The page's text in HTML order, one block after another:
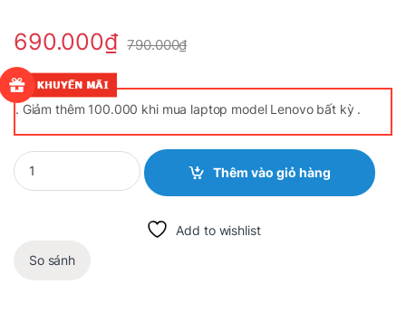
690.000₫ 790.000₫
. Giảm thêm 100.000 khi mua laptop model Lenovo bất kỳ .
Quantity
Thêm vào giỏ hàng
Add to wishlist
So sánh